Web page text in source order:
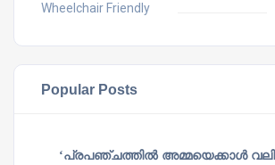
Wheelchair Friendly
Popular Posts
‘പ്രപഞ്ചത്തില്‍ അമ്മയെക്കാള്‍